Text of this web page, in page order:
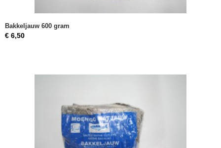
Bakkeljauw 600 gram
€ 6,50